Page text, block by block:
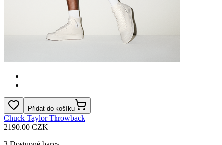
Přidat do košíku
Chuck Taylor Throwback
2190.00 CZK